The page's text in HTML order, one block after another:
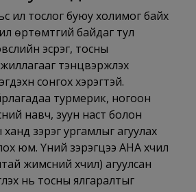
илүү тослог буюу холимог байх
өртөмтгий байдаг тул
эсрэг, тосны
тэнцвэржүүлэх
сонгох хэрэгтэй.
турмерик, ногоон
навч, зуун наст болон
зэрэг ургамлыг агуулах
юм. Үүний зэрэгцээ АНА хүчил
жимсний хүчил) агуулсан
нь тосны ялгаралтыг